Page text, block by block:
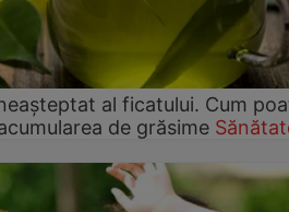
al ficatului. Cum
de grăsime